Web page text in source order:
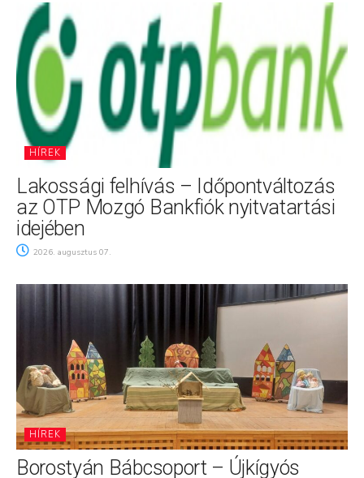
HÍREK
Lakossági felhívás – Időpontváltozás
az OTP Mozgó Bankfiók nyitvatartási
idejében
2026. augusztus 07.
HÍREK
Borostyán Bábcsoport – Újkígyós